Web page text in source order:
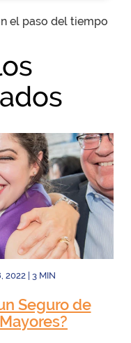
el paso del tiempo
2022 3 MIN
Seguro de